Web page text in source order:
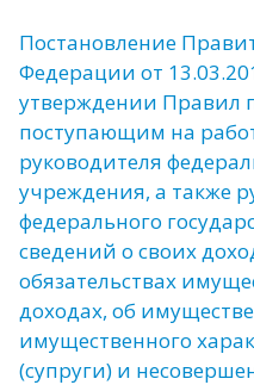
Постановление
Федерации от
утверждении Правил
поступающим на
руководителя
учреждения, а также
федерального
сведений о своих
обязательствах
доходах, об
имущественного
(супруги) и